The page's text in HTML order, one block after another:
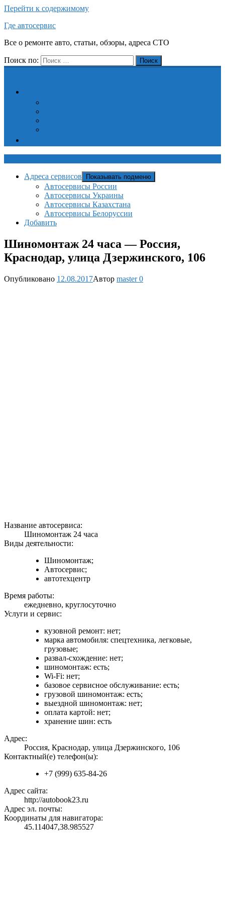
Перейти к содержимому
Где автосервис
Все о ремонте авто, статьи, обзоры, адреса СТО
Поиск по: Поиск
Адреса сервисов Показывать подменю
Автосервисы России
Автосервисы Украины
Автосервисы Казахстана
Автосервисы Белоруссии
Добавить
Шиномонтаж 24 часа — Россия,
Краснодар, улица Дзержинского, 106
Опубликовано 12.08.2017Автор master0
Название автосервиса:
Шиномонтаж 24 часа
Виды деятельности:
Шиномонтаж;
Автосервис;
автотехцентр
Время работы:
ежедневно, круглосуточно
Услуги и сервис:
кузовной ремонт: нет;
марка автомобиля: спецтехника, легковые,
грузовые;
развал-схождение: нет;
шиномонтаж: есть;
Wi-Fi: нет;
базовое сервисное обслуживание: есть;
грузовой шиномонтаж: есть;
выездной шиномонтаж: нет;
оплата картой: нет;
хранение шин: есть
Адрес:
Россия, Краснодар, улица Дзержинского, 106
Контактный(е) телефон(ы):
+7 (999) 635-84-26
Адрес сайта:
http://autobook23.ru
Адрес эл. почты:
Координаты для навигатора:
45.114047,38.985527